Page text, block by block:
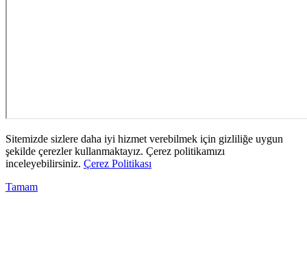
Sitemizde sizlere daha iyi hizmet verebilmek için gizliliğe uygun
şekilde çerezler kullanmaktayız. Çerez politikamızı
inceleyebilirsiniz. Çerez Politikası
Tamam